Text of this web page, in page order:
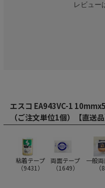
レビュー
エスコ EA943VC-1
（ご注文単位1個）【直送
粘着テープ
（9431）
両面テープ
（1649）
一般
（